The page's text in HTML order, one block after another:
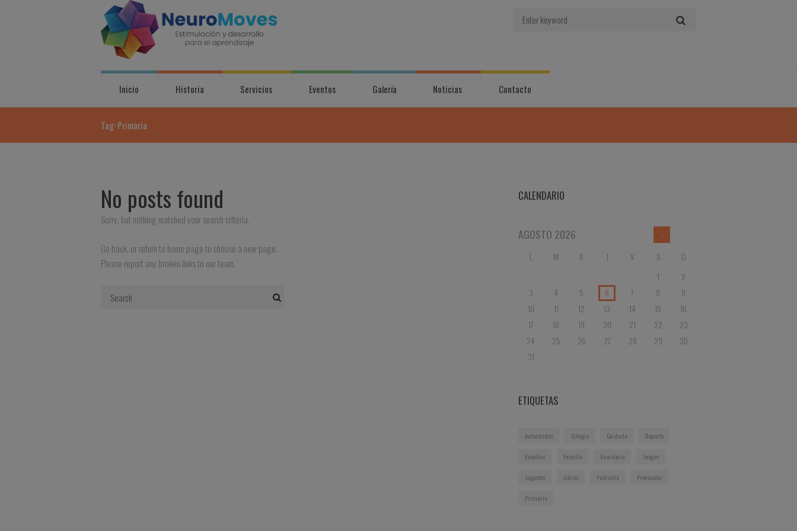
Inicio Historia Servicios Eventos Galería Noticias Contacto
Tag: Primaria
No posts found
Sorry, but nothing matched your search criteria.
Go back, or return to home page to choose a new page.
Please report any broken links to our team.
CALENDARIO
AGOSTO 2026
L M X J V S D
1
2
3
4 5 6 7 8
9
10
11 12 13 14 15
16
17
18 19 20 21 22
23
24
25 26 27 28 29
30
31
ETIQUETAS
Actividades Colegio Cuidado Deporte
Estudiar Familia Guardería Juegos
Juguetes Libros Pedriatía Preescolar
Primaria